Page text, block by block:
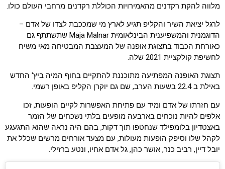
מלווה להקת רקדנים מהאמירויות הכוללת רקדנים מרחבי העולם כולו.
לרגל יציאת השיר והקליפ תגיע לארץ מי שמככבת לצדו של אדם –
הדוגמנית והמשפיענית הבינלאומית Maja Malnar שתשתתף גם
כאורחת הכבוד בתצוגת אופנה של המעצבת המבטיחה מאי משיח
לחשיפת קולקציית 2021 שלה.
תצוגת האופנה המפתיעה מתוכננת להתקיים בחוף המיה ביץ' החדש
באילת ב 22.4 בשעות הערב, שם גם יוקרן הקליפ באופן רשמי.
עם חזרתו של אדם ומיד עם פתיחת האפשרות לקיים הופעות, זכו
אלפים להיות נוכחים בארבעה מופעים בלתי נשכחים של הזמר
באצטדיון בלומפילד שנחטפו תוך דקות, בהם היה נראה שהוא התגעגע
לקהל שלו וסיפק הופעות מעולות, עם מצעד אורחים מרשים שכלל את
יובל דיין, רביב כנר, אושר כהן, גל אדם אחיו, ונטע ברזילי.